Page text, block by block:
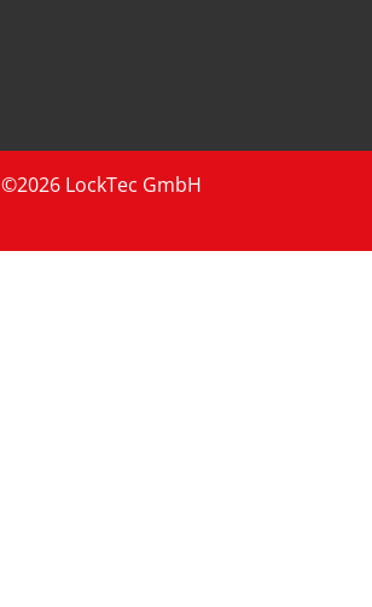
©2026 LockTec GmbH